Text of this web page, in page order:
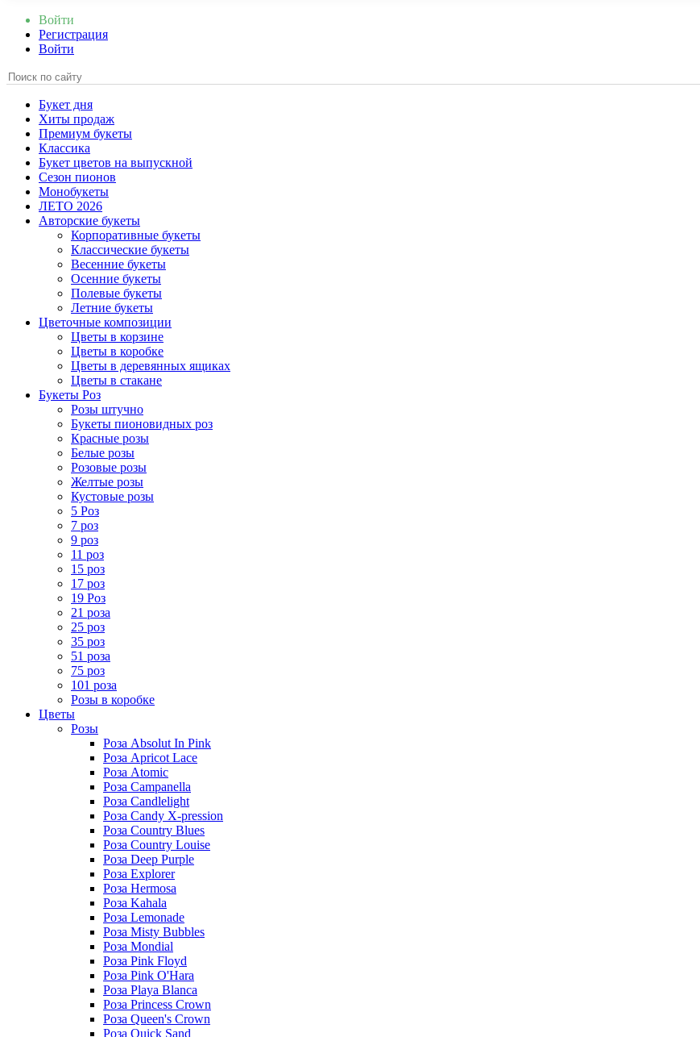
Войти
Регистрация
Войти
Букет дня
Хиты продаж
Премиум букеты
Классика
Букет цветов на выпускной
Сезон пионов
Монобукеты
ЛЕТО 2026
Авторские букеты
Корпоративные букеты
Классические букеты
Весенние букеты
Осенние букеты
Полевые букеты
Летние букеты
Цветочные композиции
Цветы в корзине
Цветы в коробке
Цветы в деревянных ящиках
Цветы в стакане
Букеты Роз
Розы штучно
Букеты пионовидных роз
Красные розы
Белые розы
Розовые розы
Желтые розы
Кустовые розы
5 Роз
7 роз
9 роз
11 роз
15 роз
17 роз
19 Роз
21 роза
25 роз
35 роз
51 роза
75 роз
101 роза
Розы в коробке
Цветы
Розы
Роза Absolut In Pink
Роза Apricot Lace
Роза Atomic
Роза Campanella
Роза Candlelight
Роза Candy X-pression
Роза Country Blues
Роза Country Louise
Роза Deep Purple
Роза Explorer
Роза Hermosa
Роза Kahala
Роза Lemonade
Роза Misty Bubbles
Роза Mondial
Роза Pink Floyd
Роза Pink O'Hara
Роза Playa Blanca
Роза Princess Crown
Роза Queen's Crown
Роза Quick Sand